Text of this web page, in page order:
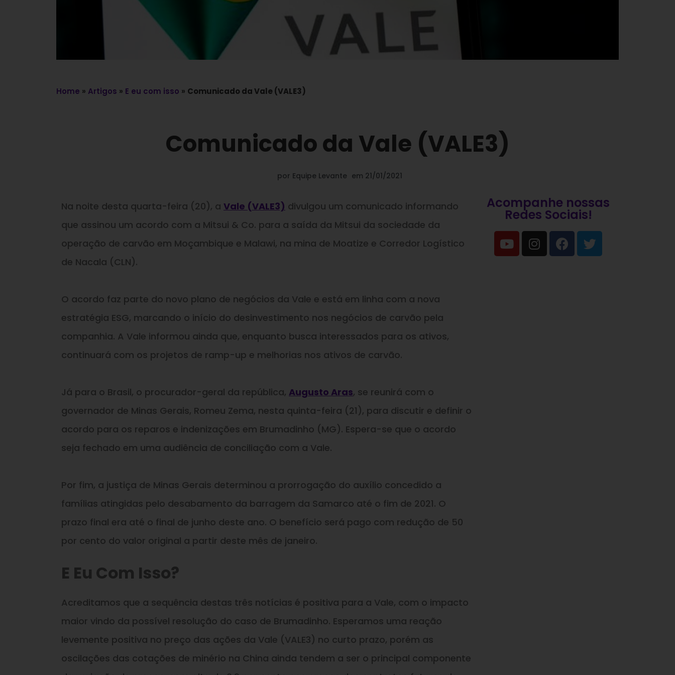
Home » Artigos » E eu com isso » Comunicado da Vale (VALE3)
Comunicado da Vale (VALE3)
por Equipe Levante em 21/01/2021
Na noite desta quarta-feira (20), a Vale (VALE3) divulgou um comunicado informando
que assinou um acordo com a Mitsui & Co. para a saída da Mitsui da sociedade da
operação de carvão em Moçambique e Malawi, na mina de Moatize e Corredor Logístico
de Nacala (CLN).
O acordo faz parte do novo plano de negócios da Vale e está em linha com a nova
estratégia ESG, marcando o início do desinvestimento nos negócios de carvão pela
companhia. A Vale informou ainda que, enquanto busca interessados para os ativos,
continuará com os projetos de ramp-up e melhorias nos ativos de carvão.
Já para o Brasil, o procurador-geral da república, Augusto Aras, se reunirá com o
governador de Minas Gerais, Romeu Zema, nesta quinta-feira (21), para discutir e definir o
acordo para os reparos e indenizações em Brumadinho (MG). Espera-se que o acordo
seja fechado em uma audiência de conciliação com a Vale.
Por fim, a justiça de Minas Gerais determinou a prorrogação do auxílio concedido a
famílias atingidas pelo desabamento da barragem da Samarco até o fim de 2021. O
prazo final era até o final de junho deste ano. O benefício será pago com redução de 50
por cento do valor original a partir deste mês de janeiro.
E Eu Com Isso?
Acreditamos que a sequência destas três notícias é positiva para a Vale, com o impacto
maior vindo da possível resolução do caso de Brumadinho. Esperamos uma reação
levemente positiva no preço das ações da Vale (VALE3) no curto prazo, porém as
oscilações das cotações de minério na China ainda tendem a ser o principal componente
Acompanhe nossas
Redes Sociais!